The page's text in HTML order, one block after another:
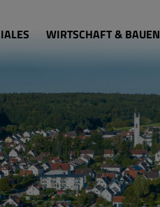
WIRTSCHAFT & BAUEN